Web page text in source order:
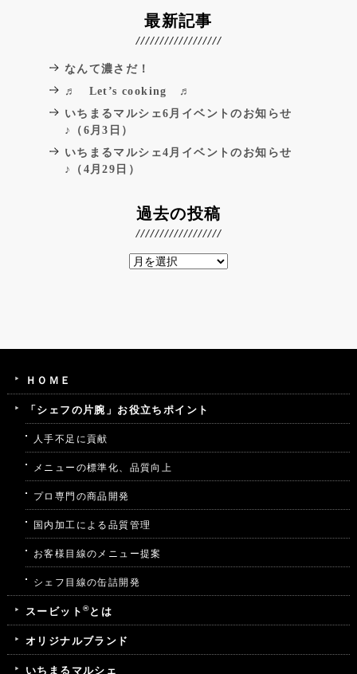
最新記事
なんて濃さだ！
♬ Let’s cooking ♬
いちまるマルシェ6月イベントのお知らせ
♪（6月3日）
いちまるマルシェ4月イベントのお知らせ
♪（4月29日）
過去の投稿
ＨＯＭＥ
「シェフの片腕」お役立ちポイント
人手不足に貢献
メニューの標準化、品質向上
プロ専門の商品開発
国内加工による品質管理
お客様目線のメニュー提案
シェフ目線の缶詰開発
スービット ®とは
オリジナルブランド
いちまるマルシェ